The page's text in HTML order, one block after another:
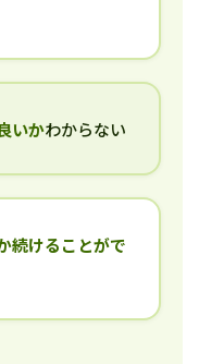
いかわからない
続けることがで